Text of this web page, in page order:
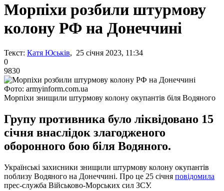
Морпіхи розбили штурмову
колону РФ на Донеччині
Текст: Катя Юськів, 25 січня 2023, 11:34
0
9830
Фото: armyinform.com.ua
Морпіхи знищили штурмову колону окупантів біля Водяного
Групу противника було ліквідовано 15
січня внаслідок злагодженого
оборонного бою біля Водяного.
Українські захисники знищили штурмову колону окупантів
поблизу Водяного на Донеччині. Про це 25 січня повідомила
прес-служба Військово-Морських сил ЗСУ.